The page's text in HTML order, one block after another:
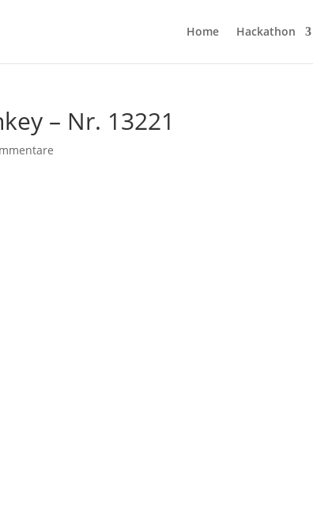
Home Hackathon
– Nr. 13221